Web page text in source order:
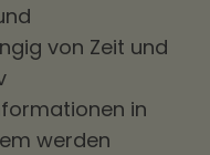
von Zeit und
in
werden